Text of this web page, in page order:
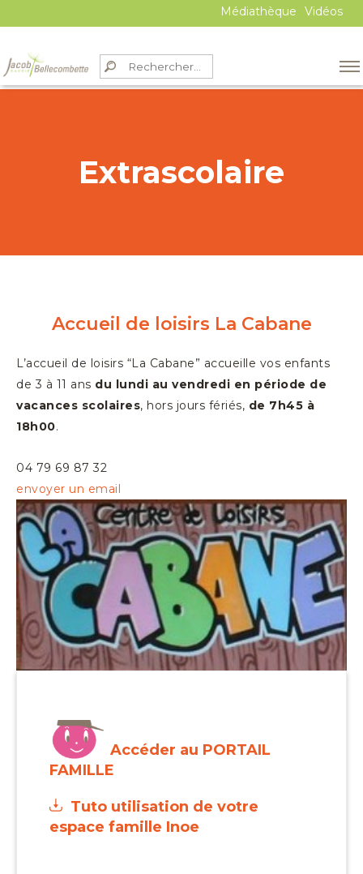
Médiathèque Vidéos
Extrascolaire
Accueil de loisirs La Cabane
L’accueil de loisirs “La Cabane” accueille vos enfants
de 3 à 11 ans du lundi au vendredi en période de
vacances scolaires, hors jours fériés, de 7h45 à
18h00.
04 79 69 87 32
envoyer un email
Accéder au PORTAIL
FAMILLE
Tuto utilisation de votre
espace famille Inoe